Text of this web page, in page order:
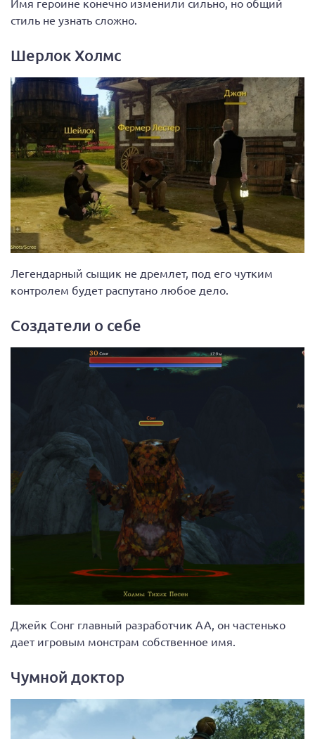
Имя героине конечно изменили сильно, но общий
стиль не узнать сложно.
Шерлок Холмс
Легендарный сыщик не дремлет, под его чутким
контролем будет распутано любое дело.
Создатели о себе
Джейк Сонг главный разработчик AA, он частенько
дает игровым монстрам собственное имя.
Чумной доктор